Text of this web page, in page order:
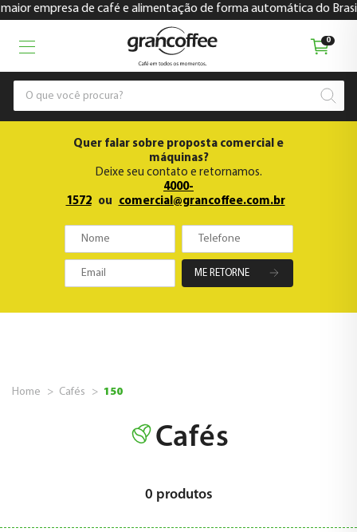
de café e alimentação de forma automática do Brasil
0
Quer falar sobre proposta comercial e
máquinas?
Deixe seu contato e retornamos.
4000-
1572
ou comercial@grancoffee.com.br
ME RETORNE
Home Cafés 150
Cafés
0 produtos